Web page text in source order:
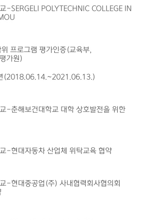
-SERGELI POLYTECHNIC COLLEGE IN
프로그램 평가인증(교육부,
가원)
(2018.06.14.~2021.06.13.)
-춘해보건대학교 대학 상호발전을 위한
-현대자동차 산업체 위탁교육 협약
-현대중공업(주) 사내협력회사협의회